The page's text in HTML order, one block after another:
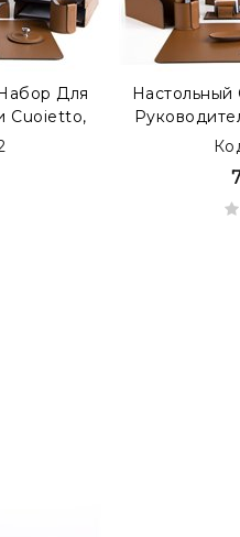
Для
Cuoietto,
Табак
14